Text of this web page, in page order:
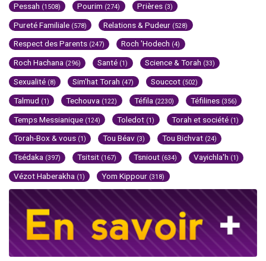
Pessah (1508) Pourim (274) Prières (3)
Pureté Familiale (578) Relations & Pudeur (528)
Respect des Parents (247) Roch 'Hodech (4)
Roch Hachana (296) Santé (1) Science & Torah (33)
Sexualité (8) Sim'hat Torah (47) Souccot (502)
Talmud (1) Techouva (122) Téfila (2230) Téfilines (356)
Temps Messianique (124) Toledot (1) Torah et société (1)
Torah-Box & vous (1) Tou Béav (3) Tou Bichvat (24)
Tsédaka (397) Tsitsit (167) Tsniout (634) Vayichla'h (1)
Vézot Haberakha (1) Yom Kippour (318)